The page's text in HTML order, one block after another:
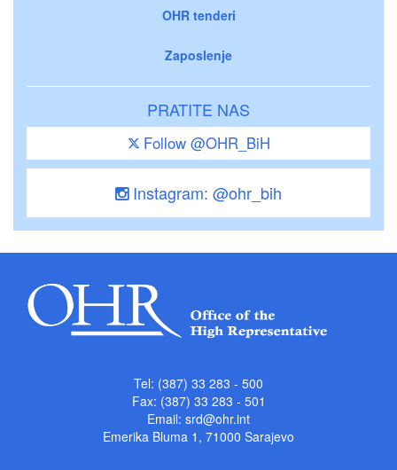
OHR tenderi
Zaposlenje
PRATITE NAS
Follow @OHR_BiH
Instagram: @ohr_bih
Tel: (387) 33 283 - 500
Fax: (387) 33 283 - 501
Email: srd@ohr.int
Emerika Bluma 1, 71000 Sarajevo